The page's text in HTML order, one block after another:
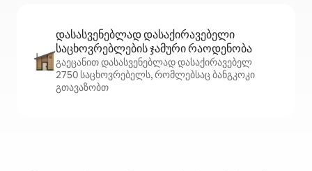
დასასვენებლად დასაქირავებელი
საცხოვრებლების ჯამური რაოდენობა
გაეცანით დასასვენებლად დასაქირავებელ
2750 საცხოვრებელს, რომლებსაც ბანგკოკი
გთავაზობთ